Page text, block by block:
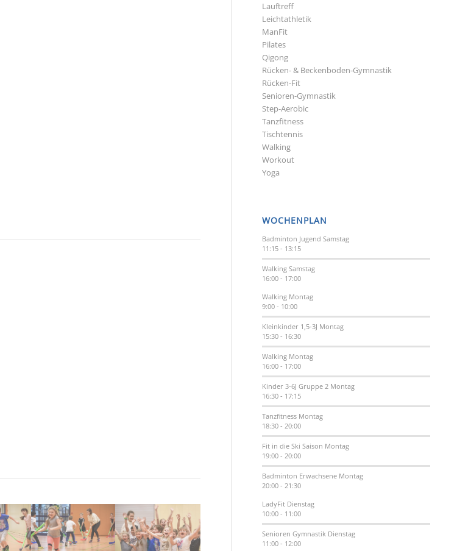
Lauftreff
Leichtathletik
ManFit
Pilates
Qigong
Rücken- & Beckenboden-Gymnastik
Rücken-Fit
Senioren-Gymnastik
Step-Aerobic
Tanzfitness
Tischtennis
Walking
Workout
Yoga
WOCHENPLAN
Badminton JugendSamstag
11:15 - 13:15
WalkingSamstag
16:00 - 17:00
Walking Montag
9:00 - 10:00
Kleinkinder 1,5-3J Montag
15:30 - 16:30
Walking Montag
16:00 - 17:00
Kinder 3-6J Gruppe 2 Montag
16:30 - 17:15
Tanzfitness Montag
18:30 -20:00
Fit in die Ski Saison Montag
19:00 -20:00
Badminton Erwachsene Montag
20:00 -21:30
LadyFit Dienstag
10:00 - 11:00
Senioren Gymnastik Dienstag
11:00 - 12:00